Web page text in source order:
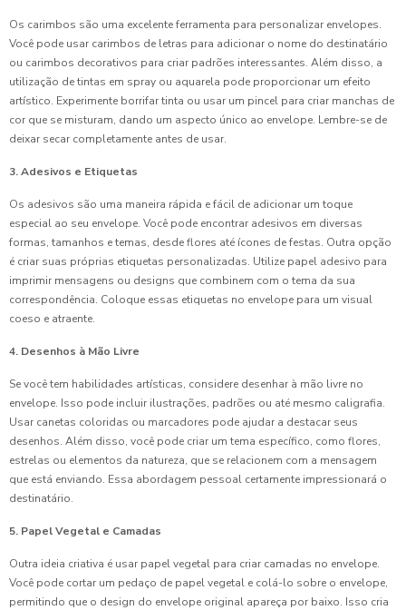
Os carimbos são uma excelente ferramenta para personalizar envelopes.
Você pode usar carimbos de letras para adicionar o nome do destinatário
ou carimbos decorativos para criar padrões interessantes. Além disso, a
utilização de tintas em spray ou aquarela pode proporcionar um efeito
artístico. Experimente borrifar tinta ou usar um pincel para criar manchas de
cor que se misturam, dando um aspecto único ao envelope. Lembre-se de
deixar secar completamente antes de usar.
3. Adesivos e Etiquetas
Os adesivos são uma maneira rápida e fácil de adicionar um toque
especial ao seu envelope. Você pode encontrar adesivos em diversas
formas, tamanhos e temas, desde flores até ícones de festas. Outra opção
é criar suas próprias etiquetas personalizadas. Utilize papel adesivo para
imprimir mensagens ou designs que combinem com o tema da sua
correspondência. Coloque essas etiquetas no envelope para um visual
coeso e atraente.
4. Desenhos à Mão Livre
Se você tem habilidades artísticas, considere desenhar à mão livre no
envelope. Isso pode incluir ilustrações, padrões ou até mesmo caligrafia.
Usar canetas coloridas ou marcadores pode ajudar a destacar seus
desenhos. Além disso, você pode criar um tema específico, como flores,
estrelas ou elementos da natureza, que se relacionem com a mensagem
que está enviando. Essa abordagem pessoal certamente impressionará o
destinatário.
5. Papel Vegetal e Camadas
Outra ideia criativa é usar papel vegetal para criar camadas no envelope.
Você pode cortar um pedaço de papel vegetal e colá-lo sobre o envelope,
permitindo que o design do envelope original apareça por baixo. Isso cria